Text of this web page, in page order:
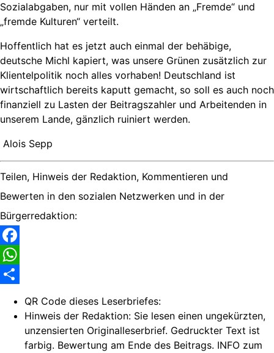
Sozialabgaben, nur mit vollen Händen an „Fremde“ und
„fremde Kulturen“ verteilt.
Hoffentlich hat es jetzt auch einmal der behäbige,
deutsche Michl kapiert, was unsere Grünen zusätzlich zur
Klientelpolitik noch alles vorhaben! Deutschland ist
wirtschaftlich bereits kaputt gemacht, so soll es auch noch
finanziell zu Lasten der Beitragszahler und Arbeitenden in
unserem Lande, gänzlich ruiniert werden.
Alois Sepp
Teilen, Hinweis der Redaktion, Kommentieren und
Bewerten in den sozialen Netzwerken und in der
Bürgerredaktion:
Facebook
WhatsApp
QR Code dieses Leserbriefes:
Hinweis der Redaktion: Sie lesen einen ungekürzten,
unzensierten Originalleserbrief. Gedruckter Text ist
farbig. Bewertung am Ende des Beitrags. INFO zum